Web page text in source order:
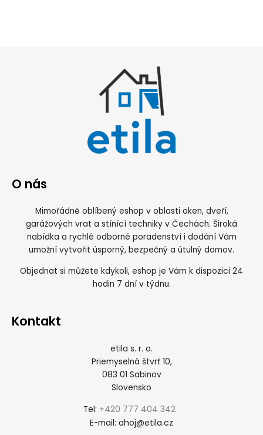
O nás
Mimořádně oblíbený eshop v oblasti oken, dveří,
garážových vrat a stínící techniky v Čechách. Široká
nabídka a rychlé odborné poradenství i dodání Vám
umožní vytvořit úsporný, bezpečný a útulný domov.
Objednat si můžete kdykoli, eshop je Vám k dispozici 24
hodin 7 dní v týdnu.
Kontakt
etila s. r. o.
Priemyselná štvrť 10,
083 01 Sabinov
Slovensko
Tel: +420 777 404 342
E-mail: ahoj@etila.cz